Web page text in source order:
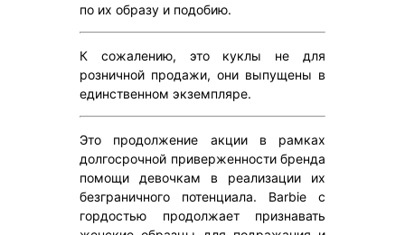
по их образу и подобию.
К сожалению, это куклы не для
розничной продажи, они выпущены в
единственном экземпляре.
Это продолжение акции в рамках
долгосрочной приверженности бренда
помощи девочкам в реализации их
безграничного потенциала. Barbie с
гордостью продолжает признавать